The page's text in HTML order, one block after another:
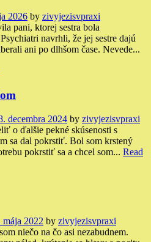
2026 by zivyjezisvpraxi
pani, ktorej sestra bola
navrhli, že jej sestre dajú
ani po dlhšom čase. Nevede...
decembra 2024 by zivyjezisvpraxi
o ďalšie pekné skúsenosti s
sa dal pokrstiť. Bol som krstený
pokrstiť sa a chcel som... Read
mája 2022 by zivyjezisvpraxi
niečo na čo asi nezabudnem.